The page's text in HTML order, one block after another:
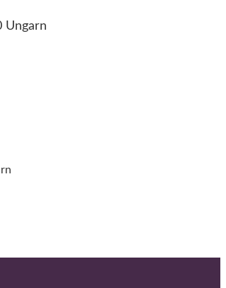
Ungarn